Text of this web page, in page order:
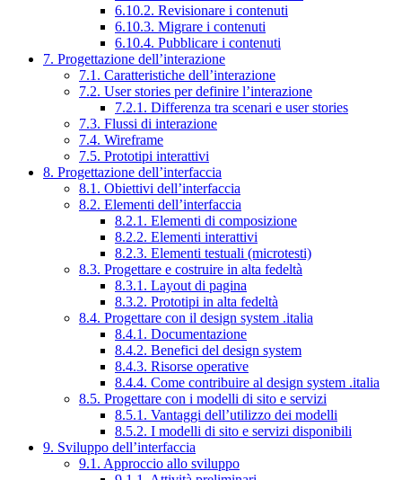
6.10.2. Revisionare i contenuti
6.10.3. Migrare i contenuti
6.10.4. Pubblicare i contenuti
7. Progettazione dell’interazione
7.1. Caratteristiche dell’interazione
7.2. User stories per definire l’interazione
7.2.1. Differenza tra scenari e user stories
7.3. Flussi di interazione
7.4. Wireframe
7.5. Prototipi interattivi
8. Progettazione dell’interfaccia
8.1. Obiettivi dell’interfaccia
8.2. Elementi dell’interfaccia
8.2.1. Elementi di composizione
8.2.2. Elementi interattivi
8.2.3. Elementi testuali (microtesti)
8.3. Progettare e costruire in alta fedeltà
8.3.1. Layout di pagina
8.3.2. Prototipi in alta fedeltà
8.4. Progettare con il design system .italia
8.4.1. Documentazione
8.4.2. Benefici del design system
8.4.3. Risorse operative
8.4.4. Come contribuire al design system .italia
8.5. Progettare con i modelli di sito e servizi
8.5.1. Vantaggi dell’utilizzo dei modelli
8.5.2. I modelli di sito e servizi disponibili
9. Sviluppo dell’interfaccia
9.1. Approccio allo sviluppo